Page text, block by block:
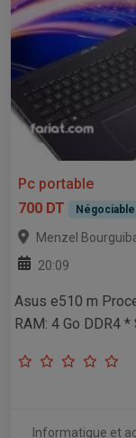
Pc portable
700 DT
Négociable
Menzel
20:09
Asus e510 m
RAM: 4 Go DDR4
Informatique et